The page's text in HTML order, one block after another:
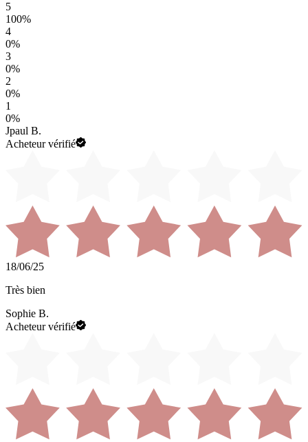
5
100%
4
0%
3
0%
2
0%
1
0%
Jpaul B.
Acheteur vérifié
18/06/25
Très bien
Sophie B.
Acheteur vérifié